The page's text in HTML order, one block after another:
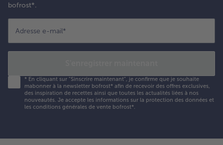
bofrost*.
Adresse e-mail*
* En cliquant sur "Sinscrire maintenant", je confirme que je souhaite
mabonner à la newsletter bofrost* afin de recevoir des offres exclusives,
des inspiration de recettes ainsi que toutes les actualités liées à nos
nouveautés. Je accepte les informations sur la protection des données et
les conditions générales de vente bofrost*.